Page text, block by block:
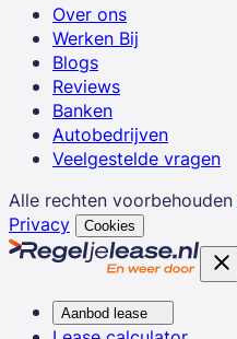
Over ons
Werken Bij
Blogs
Reviews
Banken
Autobedrijven
Veelgestelde vragen
Alle rechten voorbehouden
Privacy
Cookies
Aanbod lease